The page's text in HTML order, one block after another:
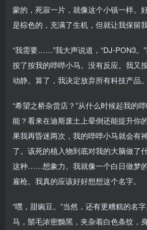
蒙的，死寂一片，就像这个小镇一样。
是棕色的，充满了生机，但就让我保留
“我需要……”我大声说道，“DJ-PON3。
按了按我的哔哔小马。没有反应。我又
动静。算了，我决定放弃所有科技产品。
“希望之桥杂货店？”从什么时候起我的
能？看来在迪斯废土上晕倒还能提升你
果我再昏迷两次，我的哔哔小马就会有
了。该死的植入物到底对我的大脑做了
这种……想象力。我就像一个白日做梦
雇枪。我真的应该好好想想这个名字。
“嘿，甜豌豆。”当然，还有更糟糕的名
马，鬃毛浓密黝黑，夹杂着白色条纹，